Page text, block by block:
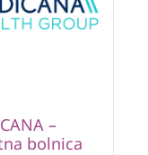
–
bolnica